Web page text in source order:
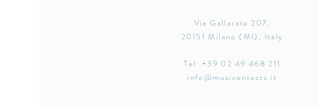
Via Gallarate 207,
20151 Milano (MI), Italy
Tel: +39 02 49 468 211
info@musicontacts.it